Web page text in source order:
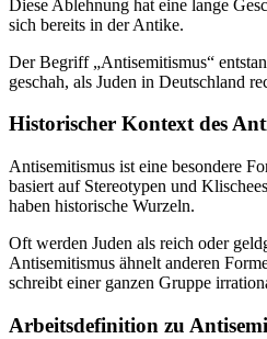
Diese Ablehnung hat eine lange
sich bereits in der Antike.
Der Begriff „Antisemitismus“
geschah, als Juden in Deutschland
Historischer Kontext des
Antisemitismus ist eine besondere
basiert auf Stereotypen und
haben historische Wurzeln.
Oft werden Juden als reich oder
Antisemitismus ähnelt anderen
schreibt einer ganzen Gruppe
Arbeitsdefinition zu